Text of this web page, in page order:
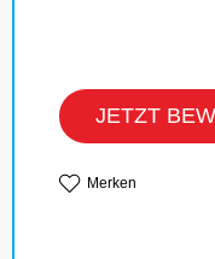
JETZT
Merken